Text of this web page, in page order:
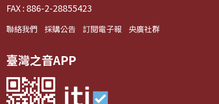
FAX : 886-2-28855423
聯絡我們 採購公告 訂閱電子報 央廣社群
臺灣之音APP